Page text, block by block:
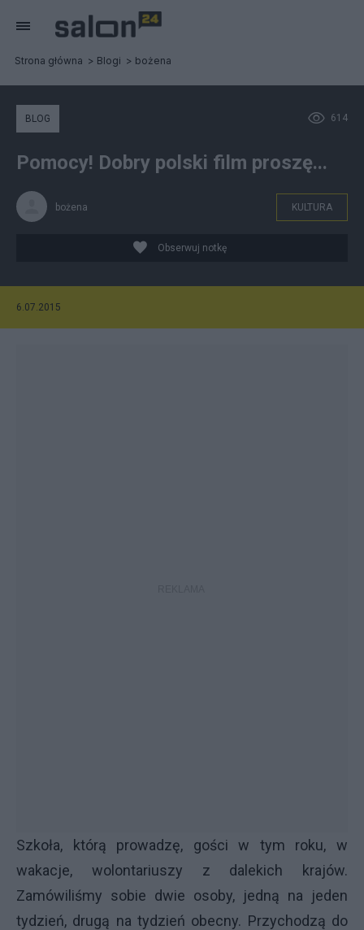
Strona główna Blogi bożena
614
BLOG
Pomocy! Dobry polski film proszę...
bożena KULTURA
Obserwuj notkę
6.07.2015
Szkoła, którą prowadzę, gości w tym roku, w
wakacje, wolontariuszy z dalekich krajów.
Zamówiliśmy sobie dwie osoby, jedną na jeden
tydzień, drugą na tydzień obecny. Przychodzą do